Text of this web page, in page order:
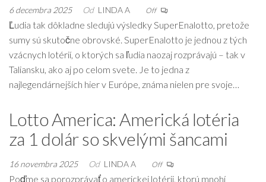
6 decembra 2025 Od LINDA A Off
Ľudia tak dôkladne sledujú výsledky SuperEnalotto, pretože
sumy sú skutočne obrovské. SuperEnalotto je jednou z tých
vzácnych lotérií, o ktorých sa ľudia naozaj rozprávajú – tak v
Taliansku, ako aj po celom svete. Je to jedna z
najlegendárnejších hier v Európe, známa nielen pre svoje…
Lotto America: Americká lotéria
za 1 dolár so skvelými šancami
16 novembra 2025 Od LINDA A Off
Poďme sa porozprávať o americkej lotérii, ktorú mnohí